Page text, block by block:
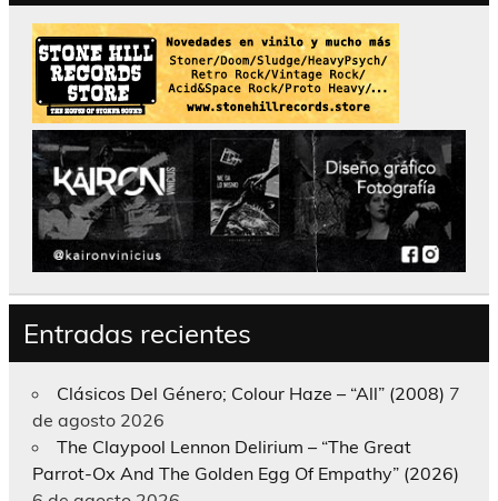
Entradas recientes
Clásicos Del Género; Colour Haze – “All” (2008) 7
de agosto 2026
The Claypool Lennon Delirium – “The Great
Parrot-Ox And The Golden Egg Of Empathy” (2026)